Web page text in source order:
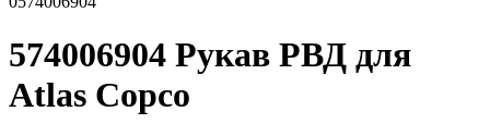
574006904 Рукав РВД для
Atlas Copco